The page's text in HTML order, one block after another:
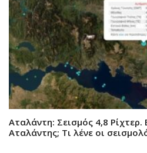
Αταλάντη: Σεισμός 4,8
Αταλάντης; Τι λένε οι